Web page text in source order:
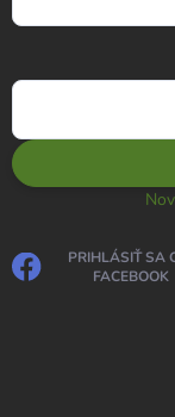
PRIHLÁSIŤ SA
FACEBOOK